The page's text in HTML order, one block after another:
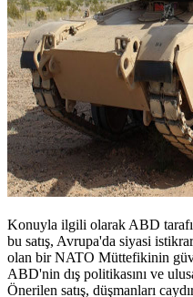
Konuyla ilgili olarak ABD
bu satış, Avrupa'da siyasi
olan bir NATO Müttefikinin
ABD'nin dış politikasını ve
Önerilen satış, düşmanları